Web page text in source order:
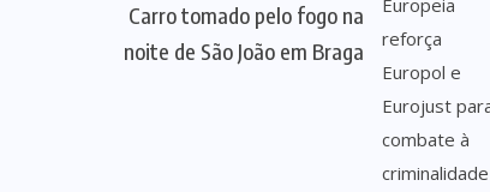
Carro tomado pelo fogo na
noite de São João em Braga